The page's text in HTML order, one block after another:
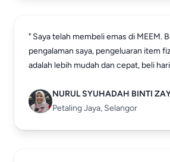
" Saya telah membeli emas di MEEM.
pengalaman saya, pengeluaran item
adalah lebih mudah dan cepat, beli
NURUL SYUHADAH BINTI
Petaling Jaya, Selangor